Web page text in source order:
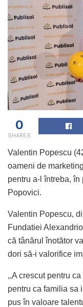
0
SHARES
Valentin Popescu
oameni de
pentru a-l întreba,
Popovici.
Valentin Popescu,
Fundatiei
că tânărul înotător
dori să-i valorifice
,,A crescut pentru
pentru ca familia sa
pus în valoare